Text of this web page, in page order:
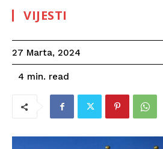
VIJESTI
27 Marta, 2024
4 min. read